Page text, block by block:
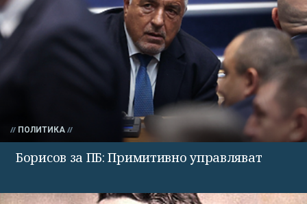
ПОЛИТИКА
Борисов за ПБ: Примитивно управляват